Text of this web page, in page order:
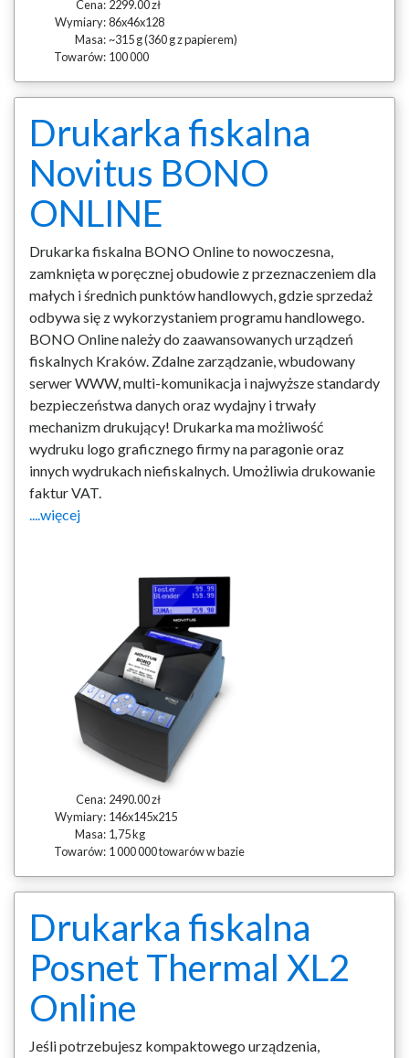
Cena: 2299.00 zł
Wymiary:86x46x128
Masa:~315 g (360 g z papierem)
Towarów: 100 000
Drukarka fiskalna
Novitus BONO
ONLINE
Drukarka fiskalna BONO Online to nowoczesna,
zamknięta w poręcznej obudowie z przeznaczeniem dla
małych i średnich punktów handlowych, gdzie sprzedaż
odbywa się z wykorzystaniem programu handlowego.
BONO Online należy do zaawansowanych urządzeń
fiskalnych Kraków. Zdalne zarządzanie, wbudowany
serwer WWW, multi-komunikacja i najwyższe standardy
bezpieczeństwa danych oraz wydajny i trwały
mechanizm drukujący! Drukarka ma możliwość
wydruku logo graficznego firmy na paragonie oraz
innych wydrukach niefiskalnych. Umożliwia drukowanie
faktur VAT.
....więcej
Cena: 2490.00 zł
Wymiary: 146x145x215
Masa: 1,75 kg
Towarów: 1 000 000 towarów w bazie
Drukarka fiskalna
Posnet Thermal XL2
Online
Jeśli potrzebujesz kompaktowego urządzenia,